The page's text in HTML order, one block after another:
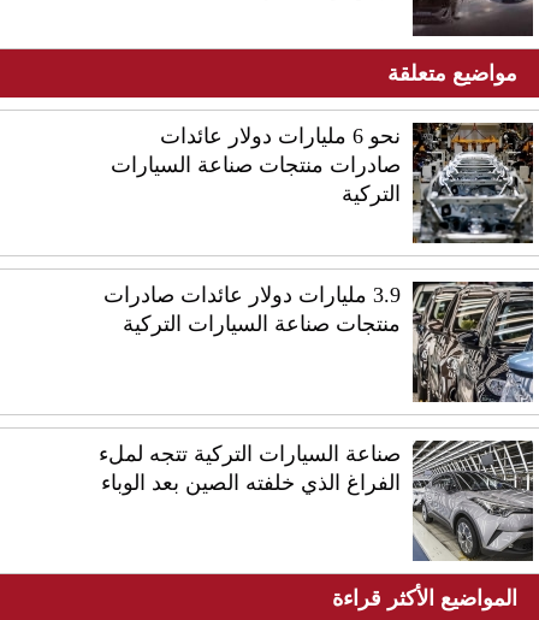
مواضيع متعلقة
نحو 6 مليارات دولار عائدات
صادرات منتجات صناعة السيارات
التركية
3.9 مليارات دولار عائدات صادرات
منتجات صناعة السيارات التركية
صناعة السيارات التركية تتجه لملء
الفراغ الذي خلفته الصين بعد الوباء
المواضيع الأكثر قراءة